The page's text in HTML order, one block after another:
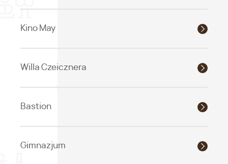
Kino May
Willa Czeicznera
Bastion
Gimnazjum